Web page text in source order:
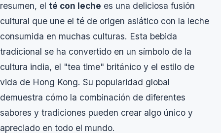
resumen, el té con leche es una deliciosa fusión
cultural que une el té de origen asiático con la leche
consumida en muchas culturas. Esta bebida
tradicional se ha convertido en un símbolo de la
cultura india, el "tea time" británico y el estilo de
vida de Hong Kong. Su popularidad global
demuestra cómo la combinación de diferentes
sabores y tradiciones pueden crear algo único y
apreciado en todo el mundo.